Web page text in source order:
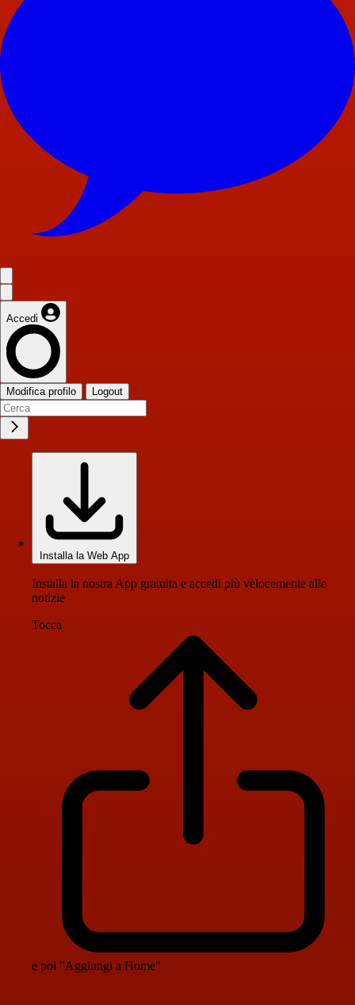
Accedi
Modifica profilo Logout
Installa la Web App
Installa la nostra App gratuita e accedi più velocemente alle
notizie
Tocca
e poi "Aggiungi a Home"